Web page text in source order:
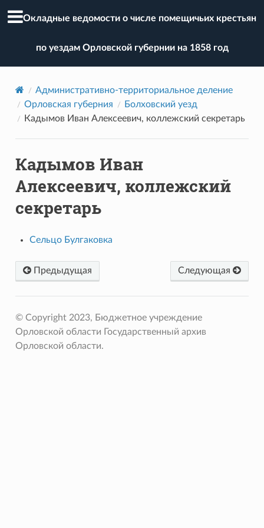
Окладные ведомости о числе помещичьих крестьян
по уездам Орловской губернии на 1858 год
Административно-территориальное деление
Орловская губерния
Болховский уезд
Кадымов Иван Алексеевич, коллежский секретарь
Кадымов Иван
Алексеевич, коллежский
секретарь
Сельцо Булгаковка
Предыдущая Следующая
© Copyright 2023, Бюджетное учреждение
Орловской области Государственный архив
Орловской области.